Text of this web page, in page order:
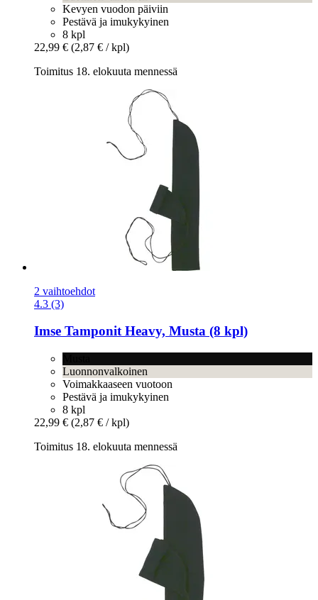
Kevyen vuodon päiviin
Pestävä ja imukykyinen
8 kpl
22,99 € (2,87 € / kpl)
Toimitus 18. elokuuta mennessä
2 vaihtoehdot
4.3 (3)
Imse Tamponit Heavy, Musta (8 kpl)
Luonnonvalkoinen
Voimakkaaseen vuotoon
Pestävä ja imukykyinen
8 kpl
22,99 € (2,87 € / kpl)
Toimitus 18. elokuuta mennessä